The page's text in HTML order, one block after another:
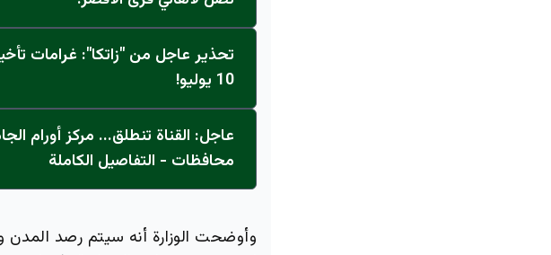
تحذير عاجل من "زاتكا": غرامات
10 يوليو!
محافظات - التفاصيل الكاملة
وأوضحت الوزارة أنه سيتم رصد المدن